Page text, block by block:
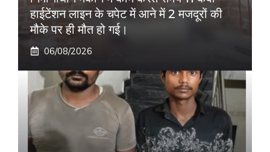
हाईटेंशन लाइन के चपेट में आने में 2 मजदूरों की
मौके पर ही मौत हो गई।
06/08/2026